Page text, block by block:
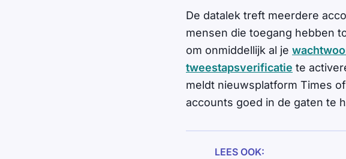
De datalek treft meerdere
mensen die toegang hebben
om onmiddellijk al je
tweestapsverificatie te
meldt nieuwsplatform Times
accounts goed in de gaten te
LEES OOK: